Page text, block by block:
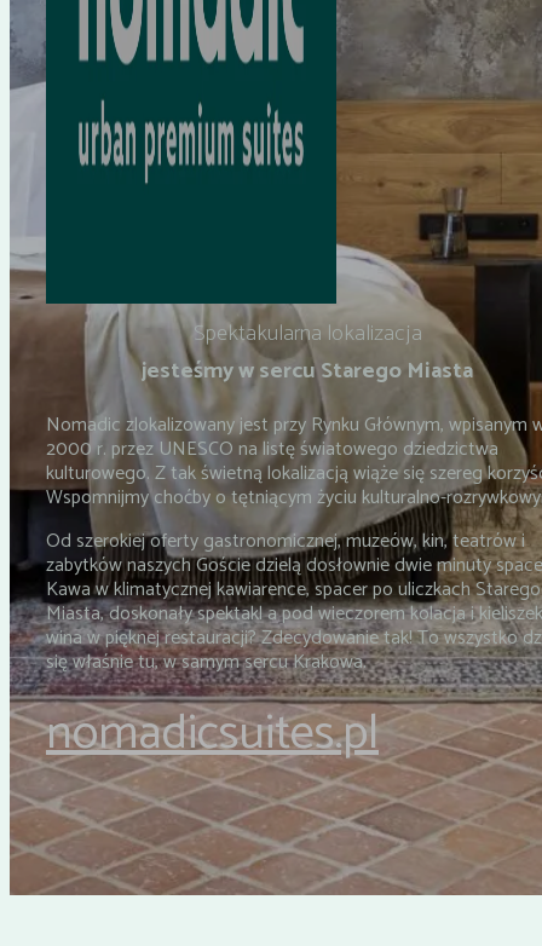
Spektakularna lokalizacja
jesteśmy w sercu Starego Miasta
Nomadic zlokalizowany jest przy Rynku Głównym, wpisanym
2000 r. przez UNESCO na listę światowego dziedzictwa
kulturowego. Z tak świetną lokalizacją wiąże się szereg
Wspomnijmy choćby o tętniącym życiu kulturalno-
Od szerokiej oferty gastronomicznej, muzeów, kin, teatrów i
zabytków naszych Goście dzielą dosłownie dwie minuty
Kawa w klimatycznej kawiarence, spacer po uliczkach Starego
Miasta, doskonały spektakl a pod wieczorem kolacja i kieliszek
wina w pięknej restauracji? Zdecydowanie tak! To wszystko
się właśnie tu, w samym sercu Krakowa.
nomadicsuites.pl